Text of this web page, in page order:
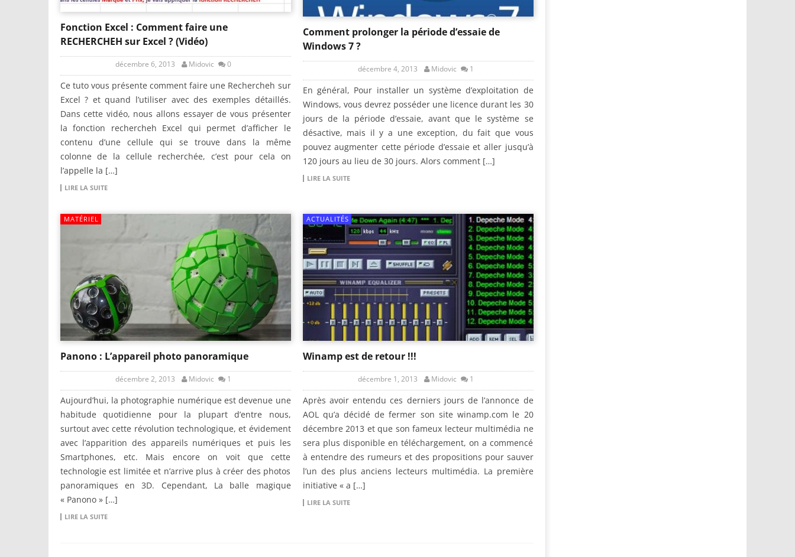
Fonction Excel : Comment faire une
RECHERCHEH sur Excel ? (Vidéo)
décembre 6, 2013 Midovic 0
Ce tuto vous présente comment faire une Rechercheh sur
Excel ? et quand l’utiliser avec des exemples détaillés.
Dans cette vidéo, nous allons essayer de vous présenter
la fonction rechercheh Excel qui permet d’afficher le
contenu d’une cellule qui se trouve dans la même
colonne de la cellule recherchée, c’est pour cela on
l’appelle la […]
LIRE LA SUITE
Comment prolonger la période d’essaie de
Windows 7 ?
décembre 4, 2013 Midovic 1
En général, Pour installer un système d’exploitation de
Windows, vous devrez posséder une licence durant les 30
jours de la période d’essaie, avant que le système se
désactive, mais il y a une exception, du fait que vous
pouvez augmenter cette période d’essaie et aller jusqu’à
120 jours au lieu de 30 jours. Alors comment […]
LIRE LA SUITE
MATÉRIEL
Panono : L’appareil photo panoramique
décembre 2, 2013 Midovic 1
Aujourd’hui, la photographie numérique est devenue une
habitude quotidienne pour la plupart d’entre nous,
surtout avec cette révolution technologique, et évidement
avec l’apparition des appareils numériques et puis les
Smartphones, etc. Mais encore on voit que cette
technologie est limitée et n’arrive plus à créer des photos
panoramiques en 3D. Cependant, La balle magique
« Panono » […]
LIRE LA SUITE
ACTUALITÉS
Winamp est de retour !!!
décembre 1, 2013 Midovic 1
Après avoir entendu ces derniers jours de l’annonce de
AOL qu’a décidé de fermer son site winamp.com le 20
décembre 2013 et que son fameux lecteur multimédia ne
sera plus disponible en téléchargement, on a commencé
à entendre des rumeurs et des propositions pour sauver
l’un des plus anciens lecteurs multimédia. La première
initiative « a […]
LIRE LA SUITE